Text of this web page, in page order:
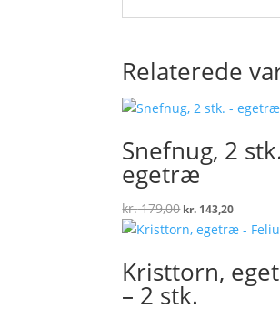
Relaterede
Snefnug, 2
egetræ
kr.179,00 Den
oprindelige
kr. 179,00.
kr. 143,20Den
aktuelle
kr.
Kristtorn,
– 2 stk.